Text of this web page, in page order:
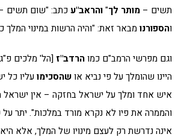
תשים – מותר לך"והראב"עכתב: "שום תשים
והספורנומבאר זאת: "והיה הרשות במינוי המלך
וגם מפרשי הרמב"ם כמוהרדב"ז [הל' מלכים
היינו שהומלך על פי נביא אושהסכימועליו כל
איש אחד ומלך על ישראל בחזקה – אין ישראל
והממרה את פיו לא נקרא מורד במלכות". יתר
אינה נדרשת רק לעצם מינויו של המלך, אלא